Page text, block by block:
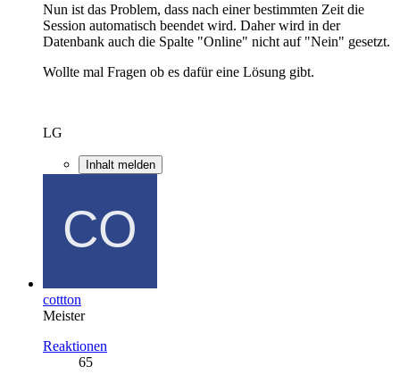
Nun ist das Problem, dass nach einer bestimmten Zeit die
Session automatisch beendet wird. Daher wird in der
Datenbank auch die Spalte "Online" nicht auf "Nein" gesetzt.
Wollte mal Fragen ob es dafür eine Lösung gibt.
LG
Inhalt melden
cottton
Meister
Reaktionen
65